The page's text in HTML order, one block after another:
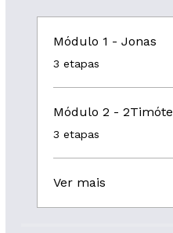
Módulo 1 - Jonas
.
3 etapas
Módulo 2 -
.
3 etapas
Ver mais